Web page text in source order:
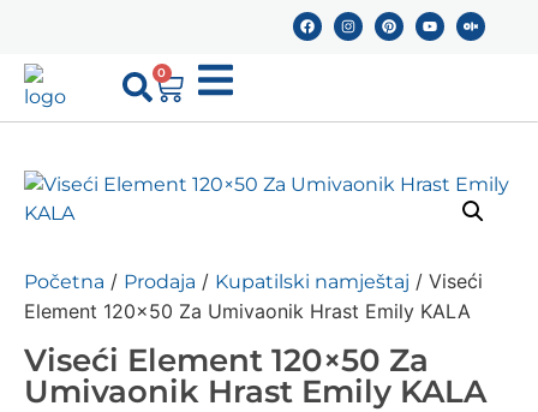
0
Početna / Prodaja / Kupatilski namještaj / Viseći
Element 120×50 Za Umivaonik Hrast Emily KALA
Viseći Element 120×50 Za
Umivaonik Hrast Emily KALA